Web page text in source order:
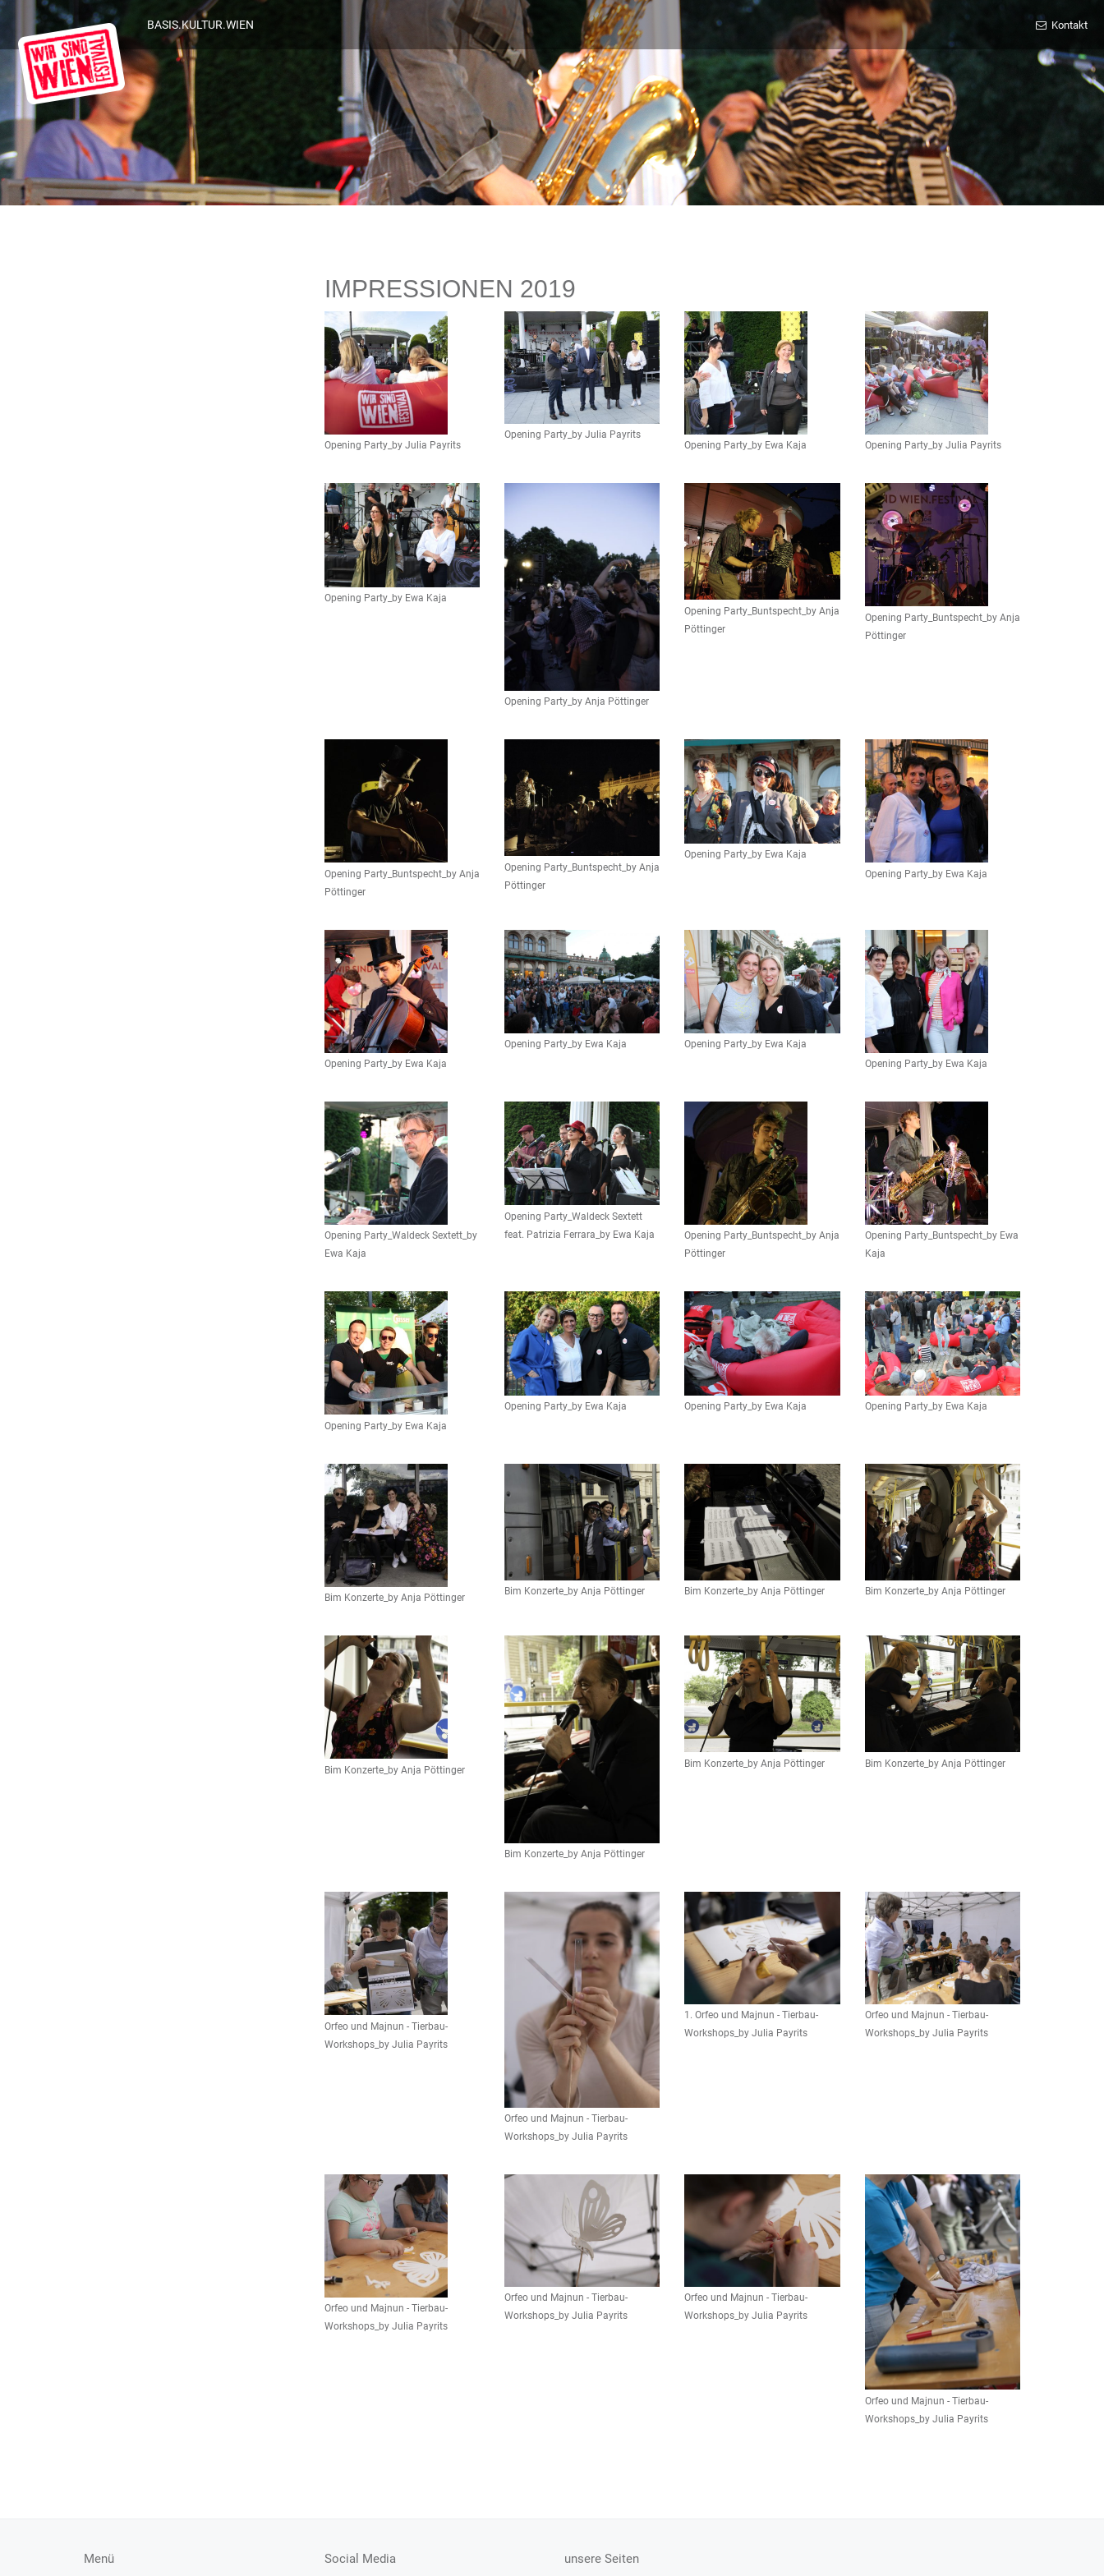
BASIS.KULTUR.WIEN Kontakt
IMPRESSIONEN 2019
Opening Party_by Julia Payrits
Opening Party_by Julia Payrits
Opening Party_by Ewa Kaja
Opening Party_by Julia Payrits
Opening Party_by Ewa Kaja
Opening Party_by Anja Pöttinger
Opening Party_Buntspecht_by Anja
Pöttinger
Opening Party_Buntspecht_by Anja
Pöttinger
Opening Party_Buntspecht_by Anja
Pöttinger
Opening Party_Buntspecht_by Anja
Pöttinger
Opening Party_by Ewa Kaja
Opening Party_by Ewa Kaja
Opening Party_by Ewa Kaja
Opening Party_by Ewa Kaja
Opening Party_by Ewa Kaja
Opening Party_by Ewa Kaja
Opening Party_Waldeck Sextett_by
Ewa Kaja
Opening Party_Waldeck Sextett
feat. Patrizia Ferrara_by Ewa Kaja
Opening Party_Buntspecht_by Anja
Pöttinger
Opening Party_Buntspecht_by Ewa
Kaja
Opening Party_by Ewa Kaja
Opening Party_by Ewa Kaja Opening Party_by Ewa Kaja Opening Party_by Ewa Kaja
Bim Konzerte_by Anja Pöttinger
Bim Konzerte_by Anja Pöttinger Bim Konzerte_by Anja Pöttinger Bim Konzerte_by Anja Pöttinger
Bim Konzerte_by Anja Pöttinger
Bim Konzerte_by Anja Pöttinger
Bim Konzerte_by Anja Pöttinger Bim Konzerte_by Anja Pöttinger
Orfeo und Majnun - Tierbau-
Workshops_by Julia Payrits
Orfeo und Majnun - Tierbau-
Workshops_by Julia Payrits
1. Orfeo und Majnun - Tierbau-
Workshops_by Julia Payrits
Orfeo und Majnun - Tierbau-
Workshops_by Julia Payrits
Orfeo und Majnun - Tierbau-
Workshops_by Julia Payrits
Orfeo und Majnun - Tierbau-
Workshops_by Julia Payrits
Orfeo und Majnun - Tierbau-
Workshops_by Julia Payrits
Orfeo und Majnun - Tierbau-
Workshops_by Julia Payrits
Menü Social Media unsere Seiten